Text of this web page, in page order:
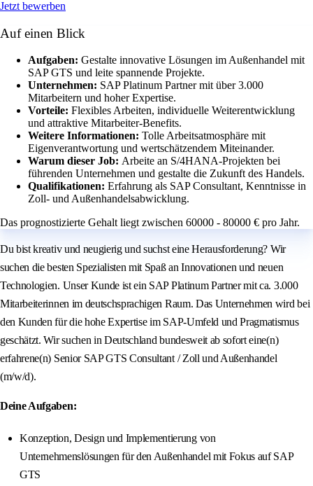
Jetzt bewerben
Auf einen Blick
Aufgaben: Gestalte innovative Lösungen im Außenhandel mit
SAP GTS und leite spannende Projekte.
Unternehmen: SAP Platinum Partner mit über 3.000
Mitarbeitern und hoher Expertise.
Vorteile: Flexibles Arbeiten, individuelle Weiterentwicklung
und attraktive Mitarbeiter-Benefits.
Weitere Informationen: Tolle Arbeitsatmosphäre mit
Eigenverantwortung und wertschätzendem Miteinander.
Warum dieser Job: Arbeite an S/4HANA-Projekten bei
führenden Unternehmen und gestalte die Zukunft des Handels.
Qualifikationen: Erfahrung als SAP Consultant, Kenntnisse in
Zoll- und Außenhandelsabwicklung.
Das prognostizierte Gehalt liegt zwischen 60000 - 80000 € pro Jahr.
Du bist kreativ und neugierig und suchst eine Herausforderung? Wir
suchen die besten Spezialisten mit Spaß an Innovationen und neuen
Technologien. Unser Kunde ist ein SAP Platinum Partner mit ca. 3.000
Mitarbeiterinnen im deutschsprachigen Raum. Das Unternehmen wird bei
den Kunden für die hohe Expertise im SAP-Umfeld und Pragmatismus
geschätzt. Wir suchen in Deutschland bundesweit ab sofort eine(n)
erfahrene(n) Senior SAP GTS Consultant / Zoll und Außenhandel
(m/w/d).
Deine Aufgaben:
Konzeption, Design und Implementierung von
Unternehmenslösungen für den Außenhandel mit Fokus auf SAP
GTS